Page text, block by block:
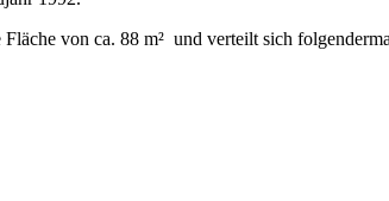
von ca. 88 m² und verteilt sich